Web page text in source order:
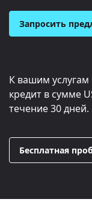
Запросить
К вашим
кредит в сумме
течение 30 дней.
Бесплатная